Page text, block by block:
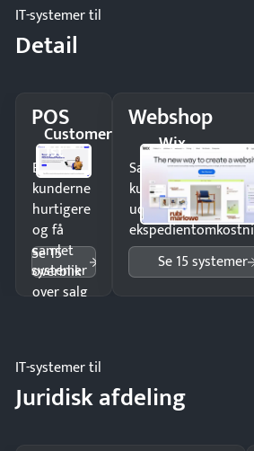
IT-systemer til
Detail
POS
Customer
1st
Ekspedér
kunderne
hurtigere
og få
samlet
overblik
over salg
Se 15
systemer
Webshop
Wix
Sælg produkter 24/7
kunder i hele landet
uden
Se 15 systemer
IT-systemer til
Juridisk afdeling